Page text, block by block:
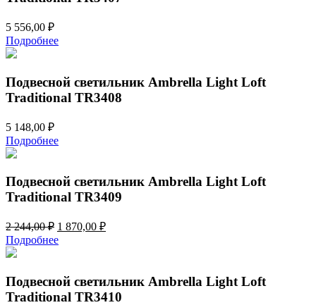
5 556,00 ₽
Подробнее
Подвесной светильник Ambrella Light Loft
Traditional TR3408
5 148,00 ₽
Подробнее
Подвесной светильник Ambrella Light Loft
Traditional TR3409
2 244,00₽ Первоначальная
цена
составляла
244,00 ₽.
1 870,00 ₽Текущая
Подробнее
Подвесной светильник Ambrella Light Loft
Traditional TR3410